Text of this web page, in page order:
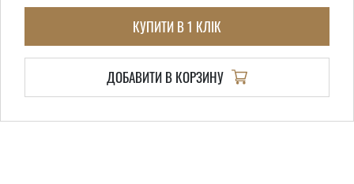
КУПИТИ В 1 КЛІК
ДОБАВИТИ В КОРЗИНУ